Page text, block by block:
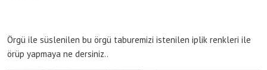
Örgü ile süslenilen bu örgü taburemizi istenilen iplik renkleri ile
örüp yapmaya ne dersiniz..